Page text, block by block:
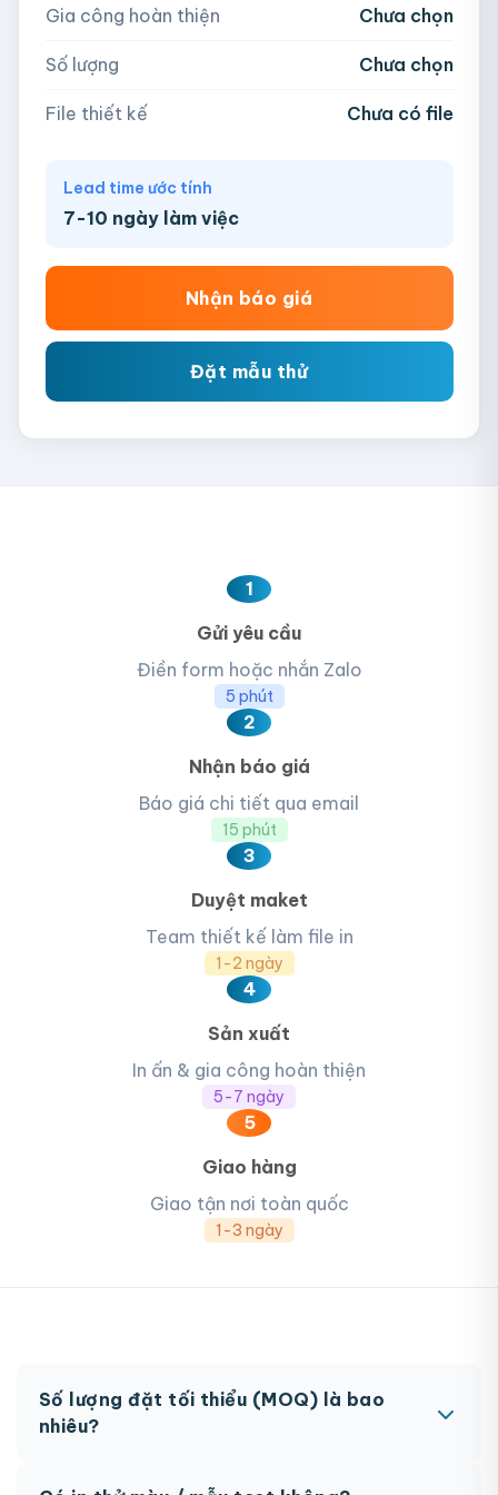
AI, PDF, EPS, PSD, PNG, JPG (tối đa 50MB)
Gia công hoàn thiện Chưa chọn
Số lượng Chưa chọn
File thiết kế Chưa có file
Lead time ước tính
7-10 ngày làm việc
Nhận báo giá
Đặt mẫu thử
1
Gửi yêu cầu
Điền form hoặc nhắn Zalo
5 phút
2
Nhận báo giá
Báo giá chi tiết qua email
15 phút
3
Duyệt maket
Team thiết kế làm file in
1-2 ngày
4
Sản xuất
In ấn & gia công hoàn thiện
5-7 ngày
5
Giao hàng
Giao tận nơi toàn quốc
1-3 ngày
Số lượng đặt tối thiểu (MOQ) là bao
nhiêu?